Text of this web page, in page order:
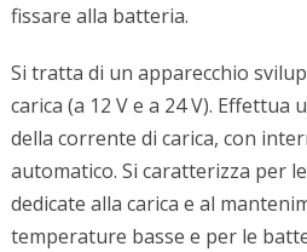
fissare alla batteria.
Si tratta di un apparecchio
carica (a 12 V e a 24 V).
della corrente di carica, con
automatico. Si caratterizza per
dedicate alla carica e al
temperature basse e per le